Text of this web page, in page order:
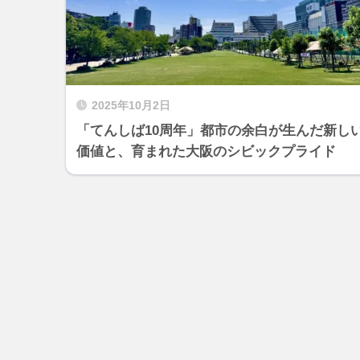
2025年10月2日
「てんしば10周年」都市の余白が生んだ新し
価値と、育まれた大阪のシビックプライド